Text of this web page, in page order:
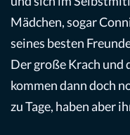
Mädchen, sogar
seines besten
Der große Krach und
kommen dann doch
zu Tage, haben aber